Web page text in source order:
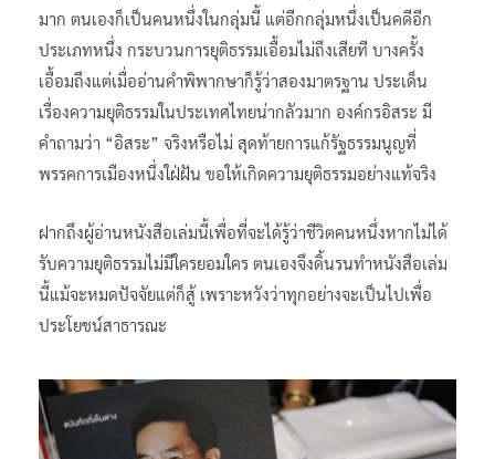
มาก ตนเองก็เป็นคนหนึ่งในกลุ่มนี้ แต่อีกกลุ่มหนึ่งเป็นคดีอีก
ประเภทหนึ่ง กระบวนการยุติธรรมเอื้อมไม่ถึงเสียที บางครั้ง
เอื้อมถึงแต่เมื่ออ่านคำพิพากษาก็รู้ว่าสองมาตรฐาน ประเด็น
เรื่องความยุติธรรมในประเทศไทยน่ากลัวมาก องค์กรอิสระ มี
คำถามว่า “อิสระ” จริงหรือไม่ สุดท้ายการแก้รัฐธรรมนูญที่
พรรคการเมืองหนึ่งใฝ่ฝัน ขอให้เกิดความยุติธรรมอย่างแท้จริง
ฝากถึงผู้อ่านหนังสือเล่มนี้เพื่อที่จะได้รู้ว่าชีวิตคนหนึ่งหากไม่ได้
รับความยุติธรรมไม่มีใครยอมใคร ตนเองจึงดิ้นรนทำหนังสือเล่ม
นี้แม้จะหมดปัจจัยแต่ก็สู้ เพราะหวังว่าทุกอย่างจะเป็นไปเพื่อ
ประโยชน์สาธารณะ